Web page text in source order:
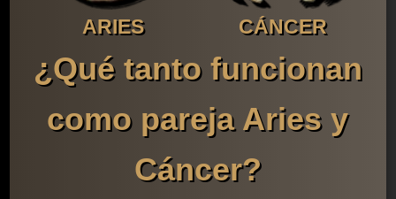
ARIES CÁNCER
¿Qué tanto funcionan
como pareja Aries y
Cáncer?